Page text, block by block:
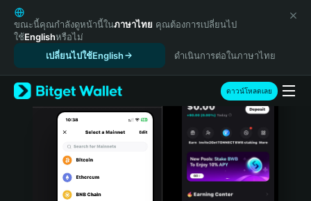
English
日本語
Tiếng Việt
Español (Latinoamérica)
Türkçe
Italiano
Português (Portugal)
ขณะนี้คุณกำลังดูหน้านี้ในภาษาไทย คุณต้องการเปลี่ยนไป
ใช้Englishหรือไม่
เปลี่ยนไปใช้English
ดำเนินการต่อในภาษาไทย
ดาวน์โหลดเลย